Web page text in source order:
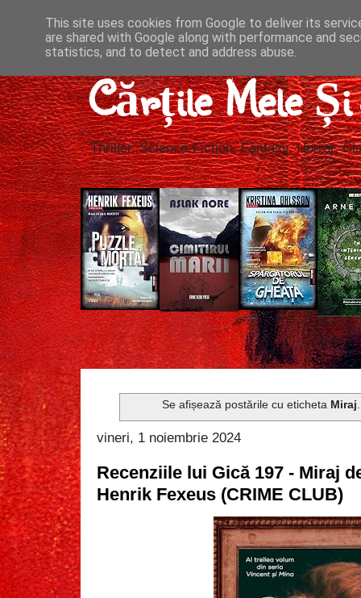
Cărțile Mele
Thriller, Science-Fiction, Fantasy, Horror,
Se afișează postările cu eticheta Miraj
vineri, 1 noiembrie 2024
Recenziile lui Gică 197 - Miraj
Henrik Fexeus (CRIME CLUB)
This site uses cookies from Google to deliver its
are shared with Google along with performance and
statistics, and to detect and address abuse.